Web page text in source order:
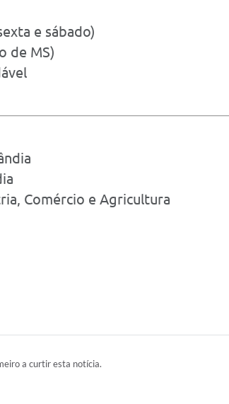
e sábado)
de MS)
Comércio e Agricultura
a curtir esta notícia.